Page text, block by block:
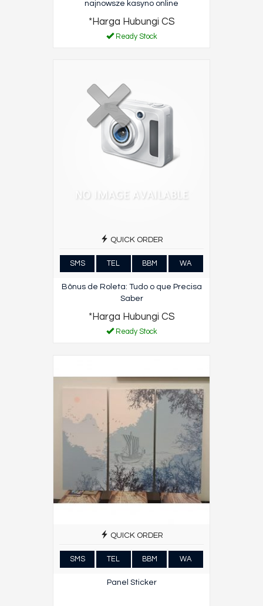
najnowsze kasyno online
*Harga Hubungi CS
Ready Stock
QUICK ORDER
SMS TEL BBM WA
Bônus de Roleta: Tudo o que Precisa
Saber
*Harga Hubungi CS
Ready Stock
QUICK ORDER
SMS TEL BBM WA
Panel Sticker